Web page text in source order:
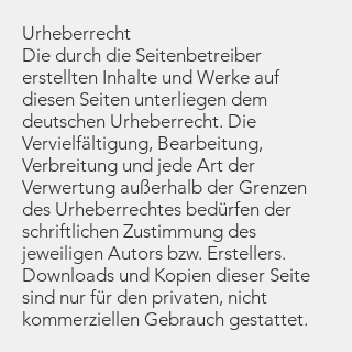
Urheberrecht
Die durch die Seitenbetreiber
erstellten Inhalte und Werke auf
diesen Seiten unterliegen dem
deutschen Urheberrecht. Die
Vervielfältigung, Bearbeitung,
Verbreitung und jede Art der
Verwertung außerhalb der Grenzen
des Urheberrechtes bedürfen der
schriftlichen Zustimmung des
jeweiligen Autors bzw. Erstellers.
Downloads und Kopien dieser Seite
sind nur für den privaten, nicht
kommerziellen Gebrauch gestattet.